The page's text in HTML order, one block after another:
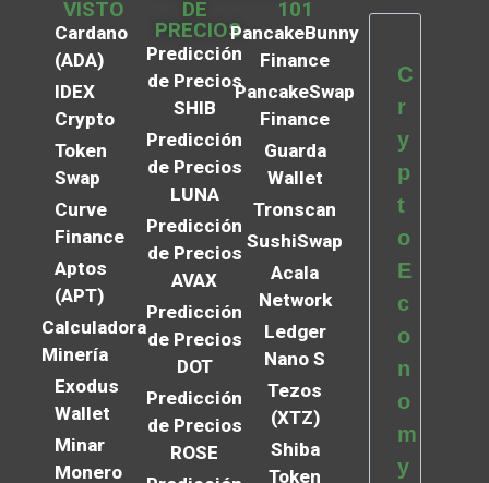
VISTO
Cardano
(ADA)
IDEX
Crypto
Token
Swap
Curve
Finance
Aptos
(APT)
Calculadora
Minería
Exodus
Wallet
Minar
Monero
DE
PRECIOS
Predicción
de Precios
SHIB
Predicción
de Precios
LUNA
Predicción
de Precios
AVAX
Predicción
de Precios
DOT
Predicción
de Precios
ROSE
101
PancakeBunny
Finance
PancakeSwap
Finance
Guarda
Wallet
Tronscan
SushiSwap
Acala
Network
Ledger
Nano S
Tezos
(XTZ)
Shiba
Token
C
r
y
p
t
o
E
c
o
n
o
m
y